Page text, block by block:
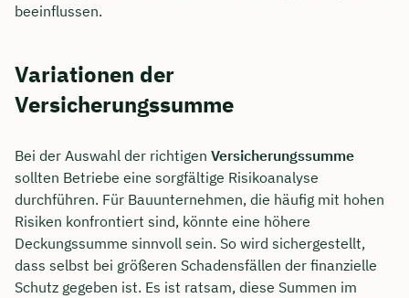
beeinflussen.
Variationen der
Versicherungssumme
Bei der Auswahl der richtigen Versicherungssumme
sollten Betriebe eine sorgfältige Risikoanalyse
durchführen. Für Bauunternehmen, die häufig mit hohen
Risiken konfrontiert sind, könnte eine höhere
Deckungssumme sinnvoll sein. So wird sichergestellt,
dass selbst bei größeren Schadensfällen der finanzielle
Schutz gegeben ist. Es ist ratsam, diese Summen im